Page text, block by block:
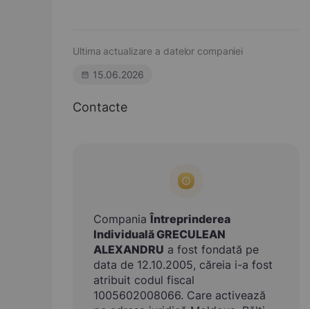
Ultima actualizare a datelor companiei
15.06.2026
Contacte
CompaniaÎntreprinderea
Individuală GRECULEAN
ALEXANDRU a fost fondată pe
data de 12.10.2005, căreia i-a fost
atribuit codul fiscal
1005602008066. Care activează